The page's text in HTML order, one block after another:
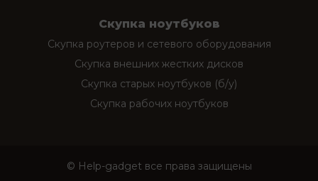
Скупка ноутбуков
Скупка роутеров и сетевого оборудования
Скупка внешних жестких дисков
Скупка старых ноутбуков (б/у)
Скупка рабочих ноутбуков
© Help-gadget все права защищены